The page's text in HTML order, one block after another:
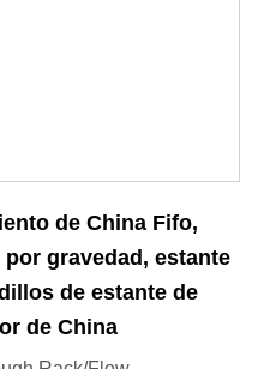
de China Fifo,
gravedad, estante
de estante de
de China